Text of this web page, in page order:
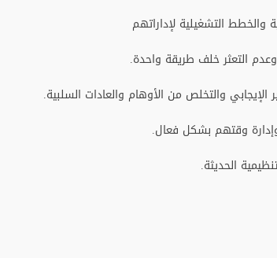
التشغيلية لإداراتهم
التعثر خلف طريقة واحدة.
والتخلص من الأوهام والعادات السلبية.
وقتهم بشكل فعال.
الحديثة.